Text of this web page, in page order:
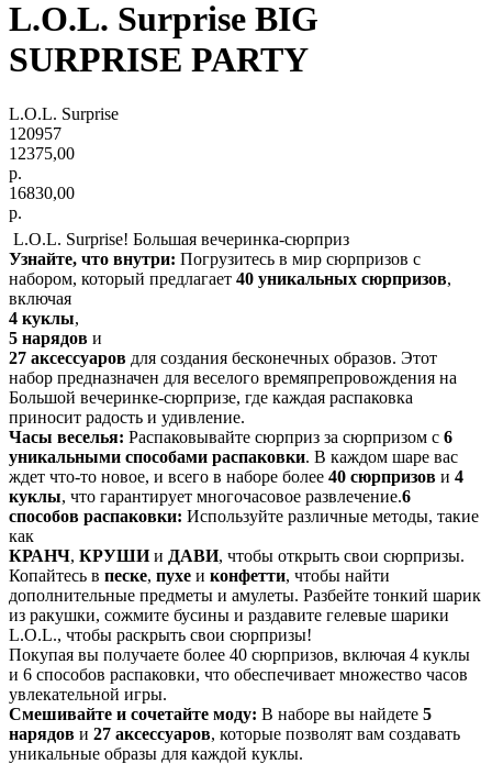
L.O.L. Surprise BIG
SURPRISE PARTY
L.O.L. Surprise
120957
12375,00
р.
16830,00
р.
L.O.L. Surprise! Большая вечеринка-сюрприз
Узнайте, что внутри: Погрузитесь в мир сюрпризов с
набором, который предлагает 40 уникальных сюрпризов,
включая
4 куклы,
5 нарядов и
27 аксессуаров для создания бесконечных образов. Этот
набор предназначен для веселого времяпрепровождения на
Большой вечеринке-сюрпризе, где каждая распаковка
приносит радость и удивление.
Часы веселья: Распаковывайте сюрприз за сюрпризом с 6
уникальными способами распаковки. В каждом шаре вас
ждет что-то новое, и всего в наборе более 40 сюрпризов и 4
куклы, что гарантирует многочасовое развлечение.6
способов распаковки: Используйте различные методы, такие
как
КРАНЧ, КРУШИи ДАВИ, чтобы открыть свои сюрпризы.
Копайтесь в песке, пухе и конфетти, чтобы найти
дополнительные предметы и амулеты. Разбейте тонкий шарик
из ракушки, сожмите бусины и раздавите гелевые шарики
L.O.L., чтобы раскрыть свои сюрпризы!
Покупая вы получаете более 40 сюрпризов, включая 4 куклы
и 6 способов распаковки, что обеспечивает множество часов
увлекательной игры.
Смешивайте и сочетайте моду: В наборе вы найдете 5
нарядов и 27 аксессуаров, которые позволят вам создавать
уникальные образы для каждой куклы.